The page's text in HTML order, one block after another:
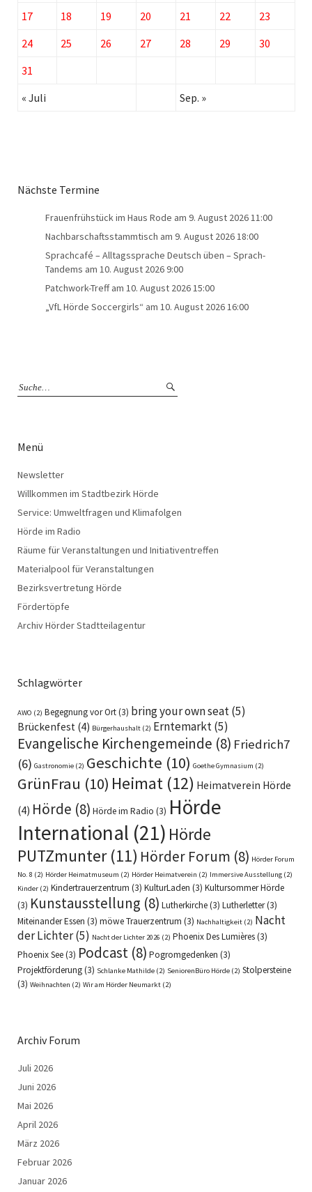
17 18 19 20 21 22
23
24
25 26 27 28 29
30
31
« Juli
Sep. »
Nächste Termine
Frauenfrühstück im Haus Rode am 9. August 2026 11:00
Nachbarschaftsstammtisch am 9. August 2026 18:00
Sprachcafé – Alltagssprache Deutsch üben – Sprach-
Tandems am 10. August 2026 9:00
Patchwork-Treffam 10. August 2026 15:00
„VfL Hörde Soccergirls“ am 10. August 2026 16:00
Menü
Newsletter
Willkommen im Stadtbezirk Hörde
Service: Umweltfragen und Klimafolgen
Hörde im Radio
Räume für Veranstaltungen und Initiativentreffen
Materialpool für Veranstaltungen
Bezirksvertretung Hörde
Fördertöpfe
Archiv Hörder Stadtteilagentur
Schlagwörter
AWO (2) Begegnung vor Ort(3) bring your own seat(5)
Brückenfest (4) Bürgerhaushalt (2) Erntemarkt(5)
Evangelische Kirchengemeinde (8) Friedrich7
(6) Gastronomie (2) Geschichte (10) Goethe Gymnasium (2)
GrünFrau (10) Heimat (12) Heimatverein Hörde
(4) Hörde (8) Hörde im Radio (3) Hörde
International (21) Hörde
PUTZmunter(11) Hörder Forum (8) Hörder Forum
No. 8 (2) Hörder Heimatmuseum (2) Hörder Heimatverein (2) Immersive Ausstellung (2)
Kinder (2) Kindertrauerzentrum (3) KulturLaden (3) Kultursommer Hörde
(3) Kunstausstellung (8) Lutherkirche(3) Lutherletter(3)
Miteinander Essen (3) möwe Trauerzentrum (3) Nachhaltigkeit (2) Nacht
der Lichter(5) Nacht der Lichter 2026 (2) Phoenix Des Lumières(3)
Phoenix See(3) Podcast (8) Pogromgedenken (3)
Projektförderung(3) Schlanke Mathilde (2) SeniorenBüro Hörde (2) Stolpersteine
(3) Weihnachten (2) Wir am Hörder Neumarkt (2)
Archiv Forum
Juli 2026
Juni 2026
Mai 2026
April 2026
März 2026
Februar 2026
Januar 2026